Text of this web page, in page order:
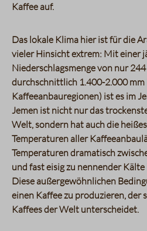
Kaffee auf.
Das lokale Klima hier ist für die
vieler Hinsicht extrem: Mit einer
Niederschlagsmenge von nur
durchschnittlich 1.400-2.000 mm
Kaffeeanbauregionen) ist es im
Jemen ist nicht nur das
Welt, sondern hat auch die
Temperaturen aller
Temperaturen dramatisch
und fast eisig zu nennender
Diese außergewöhnlichen
einen Kaffee zu produzieren, der
Kaffees der Welt unterscheidet.